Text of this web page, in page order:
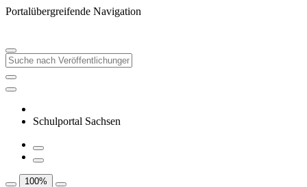
Portalübergreifende Navigation
Schulportal Sachsen
100%